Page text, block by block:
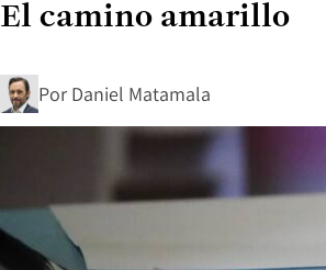
El camino amarillo
Por Daniel Matamala